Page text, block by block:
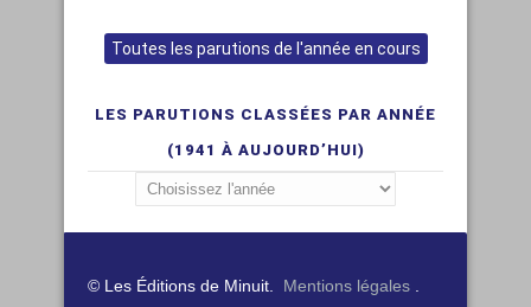
Toutes les parutions de l'année en cours
LES PARUTIONS CLASSÉES PAR ANNÉE
(1941 À AUJOURD’HUI)
© Les Éditions de Minuit. Mentions légales .